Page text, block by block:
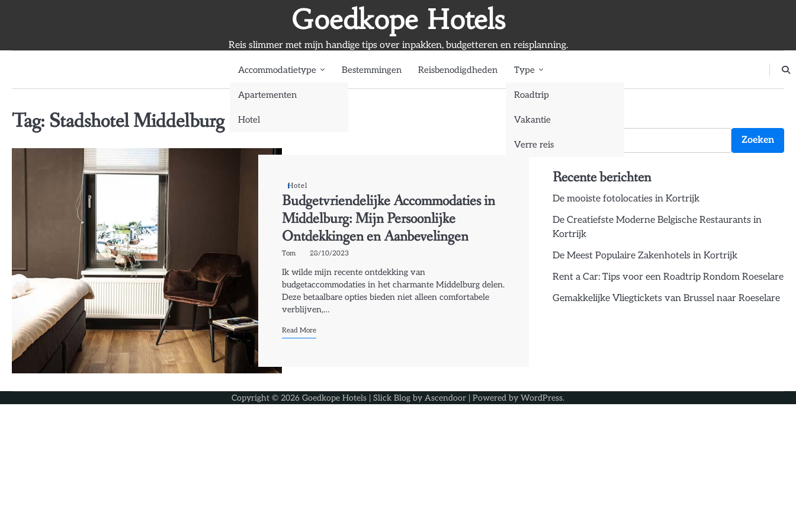
Goedkope Hotels
Reis slimmer met mijn handige tips over inpakken, budgetteren en reisplanning.
Accommodatietype
Apartementen
Hotel
Bestemmingen Reisbenodigdheden Type
Roadtrip
Vakantie
Verre reis
Tag: Stadshotel Middelburg
Hotel
Budgetvriendelijke Accommodaties in
Middelburg: Mijn Persoonlijke
Ontdekkingen en Aanbevelingen
Tom 28/10/2023
Ik wilde mijn recente ontdekking van
budgetaccommodaties in het charmante Middelburg delen.
Deze betaalbare opties bieden niet alleen comfortabele
verblijven,…
Read More
Zoeken
Recente berichten
De mooiste fotolocaties in Kortrijk
De Creatiefste Moderne Belgische Restaurants in
Kortrijk
De Meest Populaire Zakenhotels in Kortrijk
Rent a Car: Tips voor een Roadtrip Rondom Roeselare
Gemakkelijke Vliegtickets van Brussel naar Roeselare
Copyright © 2026 Goedkope Hotels | Slick Blog by Ascendoor | Powered by WordPress.